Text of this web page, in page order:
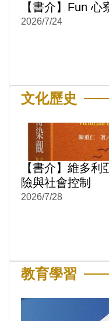
【書介】Fun
2026/7/24
文化歷史
【書介】維多
險與社會控制
2026/7/28
教育學習